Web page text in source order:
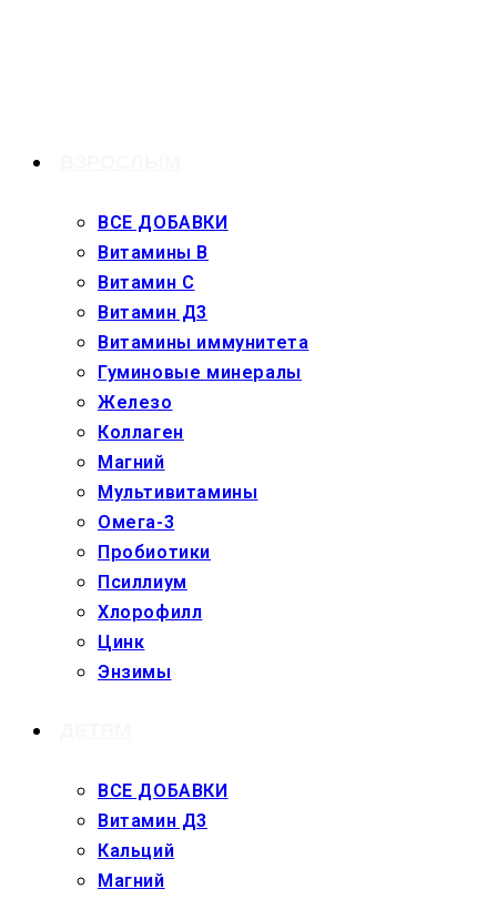
ВСЕ ДОБАВКИ
Витамины В
Витамин С
Витамин Д3
Витамины иммунитета
Гуминовые минералы
Железо
Коллаген
Магний
Мультивитамины
Омега-3
Пробиотики
Псиллиум
Хлорофилл
Цинк
Энзимы
ВСЕ ДОБАВКИ
Витамин Д3
Кальций
Магний